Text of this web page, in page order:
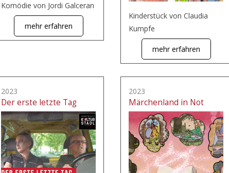
Komödie von Jordi Galceran
mehr erfahren
Kinderstück von Claudia
Kumpfe
mehr erfahren
2023
Der erste letzte Tag
2023
Märchenland in Not